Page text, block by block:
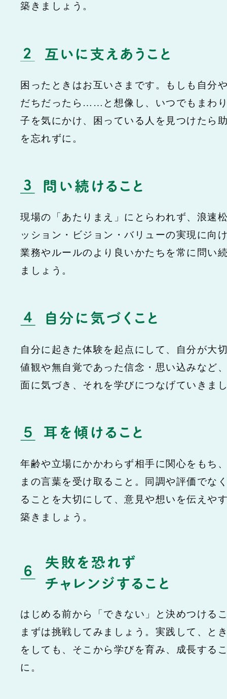
築きましょう。
困ったときはお互いさまです。もしも自分
だちだったら……と想像し、いつでもまわ
子を気にかけ、困っている人を見つけたら
を忘れずに。
現場の「あたりまえ」にとらわれず、浪速
ッション・ビジョン・バリューの実現に向
業務やルールのより良いかたちを常に問い
ましょう。
自分に起きた体験を起点にして、自分が大
値観や無自覚であった信念・思い込みなど
面に気づき、それを学びにつなげていきま
年齢や立場にかかわらず相手に関心をもち
まの言葉を受け取ること。同調や評価でな
ることを大切にして、意見や想いを伝えや
築きましょう。
はじめる前から「できない」と決めつける
まずは挑戦してみましょう。実践して、と
をしても、そこから学びを育み、成長する
に。